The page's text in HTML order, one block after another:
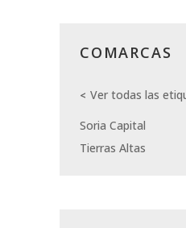
COMARCAS
Ver todas las
Soria Capital
Tierras Altas